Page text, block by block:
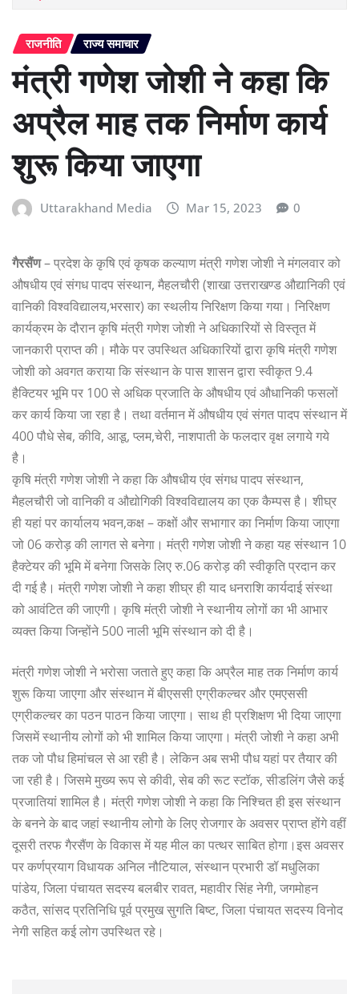
राजनीति राज्य समाचार
मंत्री गणेश जोशी ने कहा कि
अप्रैल माह तक निर्माण कार्य
शुरू किया जाएगा
Uttarakhand Media Mar 15, 2023 0
गैरसैंण– प्रदेश के कृषि एवं कृषक कल्याण मंत्री गणेश जोशी ने मंगलवार को
औषधीय एवं संगध पादप संस्थान, मैहलचौरी (शाखा उत्तराखण्ड औद्यानिकी एवं
वानिकी विश्वविद्यालय,भरसार) का स्थलीय निरिक्षण किया गया। निरिक्षण
कार्यक्रम के दौरान कृषि मंत्री गणेश जोशी ने अधिकारियों से विस्तृत में
जानकारी प्राप्त की। मौके पर उपस्थित अधिकारियों द्वारा कृषि मंत्री गणेश
जोशी को अवगत कराया कि संस्थान के पास शासन द्वारा स्वीकृत 9.4
हैक्टियर भूमि पर 100 से अधिक प्रजाति के औषधीय एवं औधानिकी फसलों
कर कार्य किया जा रहा है। तथा वर्तमान में औषधीय एवं संगत पादप संस्थान में
400 पौधे सेब, कीवि, आडू, प्लम,चेरी, नाशपाती के फलदार वृक्ष लगाये गये
है।
कृषि मंत्री गणेश जोशी ने कहा कि औषधीय एंव संगध पादप संस्थान,
मैहलचौरी जो वानिकी व औद्योगिकी विश्वविद्यालय का एक कैम्पस है। शीघ्र
ही यहां पर कार्यालय भवन,कक्ष – कक्षों और सभागार का निर्माण किया जाएगा
जो 06 करोड़ की लागत से बनेगा। मंत्री गणेश जोशी ने कहा यह संस्थान 10
हैक्टेयर की भूमि में बनेगा जिसके लिए रु.06 करोड़ की स्वीकृति प्रदान कर
दी गई है। मंत्री गणेश जोशी ने कहा शीघ्र ही याद धनराशि कार्यदाई संस्था
को आवंटित की जाएगी। कृषि मंत्री जोशी ने स्थानीय लोगों का भी आभार
व्यक्त किया जिन्होंने 500 नाली भूमि संस्थान को दी है।
मंत्री गणेश जोशी ने भरोसा जताते हुए कहा कि अप्रैल माह तक निर्माण कार्य
शुरू किया जाएगा और संस्थान में बीएससी एग्रीकल्चर और एमएससी
एग्रीकल्चर का पठन पाठन किया जाएगा। साथ ही प्रशिक्षण भी दिया जाएगा
जिसमें स्थानीय लोगों को भी शामिल किया जाएगा। मंत्री जोशी ने कहा अभी
तक जो पौध हिमांचल से आ रही है। लेकिन अब सभी पौध यहां पर तैयार की
जा रही है। जिसमे मुख्य रूप से कीवी, सेब की रूट स्टॉक, सीडलिंग जैसे कई
प्रजातियां शामिल है। मंत्री गणेश जोशी ने कहा कि निश्चित ही इस संस्थान
के बनने के बाद जहां स्थानीय लोगो के लिए रोजगार के अवसर प्राप्त होंगे वहीं
दूसरी तरफ गैरसैंण के विकास में यह मील का पत्थर साबित होगा।इस अवसर
पर कर्णप्रयाग विधायक अनिल नौटियाल, संस्थान प्रभारी डॉ मधुलिका
पांडेय, जिला पंचायत सदस्य बलबीर रावत, महावीर सिंह नेगी, जगमोहन
कठैत, सांसद प्रतिनिधि पूर्व प्रमुख सुगति बिष्ट, जिला पंचायत सदस्य विनोद
नेगी सहित कई लोग उपस्थित रहे।